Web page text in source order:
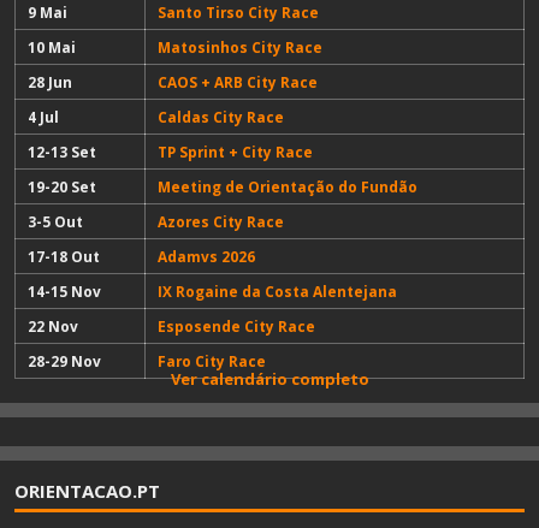
9 Mai
Santo Tirso City Race
10 Mai
Matosinhos City Race
28 Jun
CAOS + ARB City Race
4 Jul
Caldas City Race
12-13 Set
TP Sprint + City Race
19-20 Set
Meeting de Orientação do Fundão
3-5 Out
Azores City Race
17-18 Out
Adamvs 2026
14-15 Nov
IX Rogaine da Costa Alentejana
22 Nov
Esposende City Race
28-29 Nov
Faro City Race
Ver calendário completo
ORIENTACAO.PT